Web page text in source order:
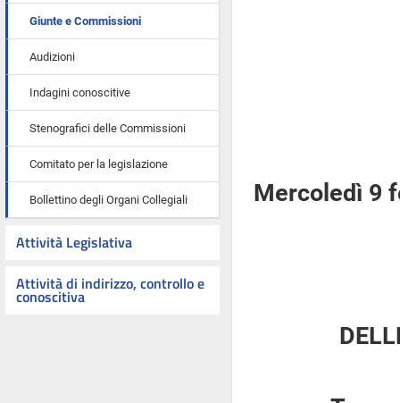
Giunte e Commissioni
Audizioni
Indagini conoscitive
Stenografici delle Commissioni
Comitato per la legislazione
Bollettino degli Organi Collegiali
Attività Legislativa
Attività di indirizzo, controllo e
conoscitiva
Mercoledì 9